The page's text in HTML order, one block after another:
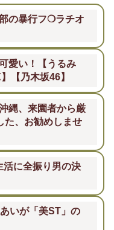
の暴行フ❍ラチオ
愛い！【うるみ
【乃木坂46】
縄、来園者から厳
た、お勧めしませ
活に全振り男の決
いが「美ST」の